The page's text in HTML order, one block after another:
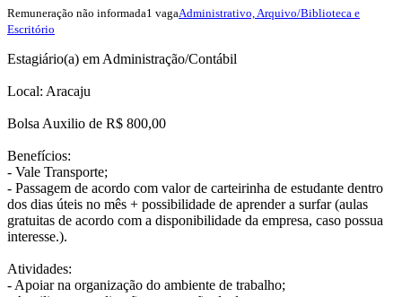
Remuneração não informada1 vagaAdministrativo, Arquivo/Biblioteca e
Escritório
Estagiário(a) em Administração/Contábil
Local: Aracaju
Bolsa Auxilio de R$ 800,00
Benefícios:
- Vale Transporte;
- Passagem de acordo com valor de carteirinha de estudante dentro
dos dias úteis no mês + possibilidade de aprender a surfar (aulas
gratuitas de acordo com a disponibilidade da empresa, caso possua
interesse.).
Atividades:
- Apoiar na organização do ambiente de trabalho;